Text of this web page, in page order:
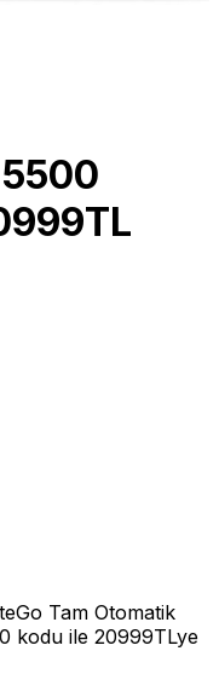
Tam Otomatik
kodu ile 20999TLye